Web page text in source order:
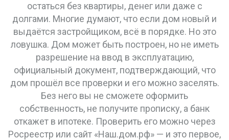
остаться без квартиры, денег или даже с
долгами. Многие думают, что если дом новый и
выдаётся застройщиком, всё в порядке. Но это
ловушка. Дом может быть построен, но не иметь
разрешение на ввод в эксплуатацию,
официальный документ, подтверждающий, что
дом прошёл все проверки и его можно заселять.
Без него вы не сможете оформить
собственность, не получите прописку, а банк
откажет в ипотеке. Проверить его можно через
Росреестр или сайт «Наш.дом.рф» — и это первое,